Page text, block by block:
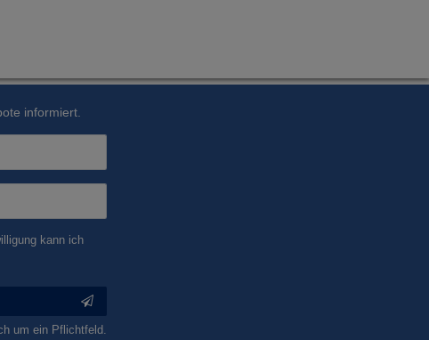
informiert.
kann ich
um ein Pflichtfeld.